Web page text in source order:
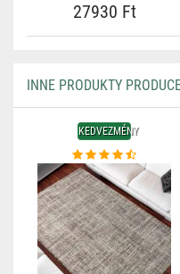
27930 Ft
INNE PRODUKTY
KEDVEZMÉNY